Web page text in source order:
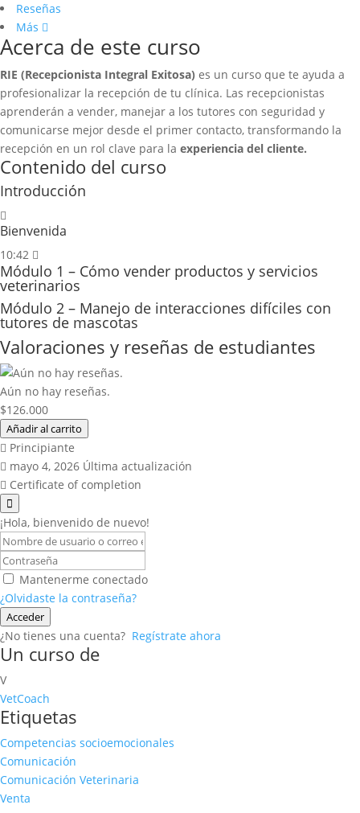
Reseñas
Más
Acerca de este curso
RIE (Recepcionista Integral Exitosa) es un curso que te ayuda a
profesionalizar la recepción de tu clínica. Las recepcionistas
aprenderán a vender, manejar a los tutores con seguridad y
comunicarse mejor desde el primer contacto, transformando la
recepción en un rol clave para la experiencia del cliente.
Contenido del curso
Introducción
Bienvenida
10:42
Módulo 1 – Cómo vender productos y servicios
veterinarios
Módulo 2 – Manejo de interacciones difíciles con
tutores de mascotas
Valoraciones y reseñas de estudiantes
Aún no hay reseñas.
$126.000
Añadir al carrito
Principiante
mayo 4, 2026 Última actualización
Certificate of completion
¡Hola, bienvenido de nuevo!
Mantenerme conectado
¿Olvidaste la contraseña?
Acceder
¿No tienes una cuenta? Regístrate ahora
Un curso de
V
VetCoach
Etiquetas
Competencias socioemocionales
Comunicación
Comunicación Veterinaria
Venta